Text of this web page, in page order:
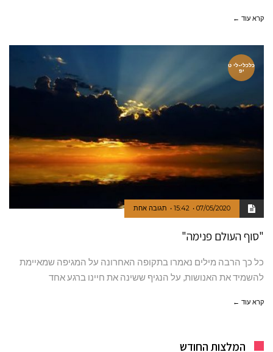
קרא עוד ←
כלכלי-לי ט
יפ
07/05/2020
15:42 תגובה אחת
"סוף העולם פנימה"
כל כך הרבה מילים נאמרו בתקופה האחרונה על המגיפה שמאיימת
להשמיד את האנושות, על הנגיף ששינה את חיינו ברגע אחד
קרא עוד ←
המלצות החודש